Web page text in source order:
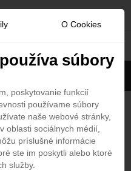
úZobraziť všetky
Hotel Resort 5*
hotel
O Cookies
súbory
poskytovanie funkcií
používame súbory
naše webové stránky,
oblasti sociálnych médií,
príslušné informácie
ste im poskytli alebo ktoré
služby.